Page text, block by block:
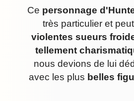
Ce personnage
très particulier et
violentes sueurs
tellement
nous devions de lui
avec les plus belles